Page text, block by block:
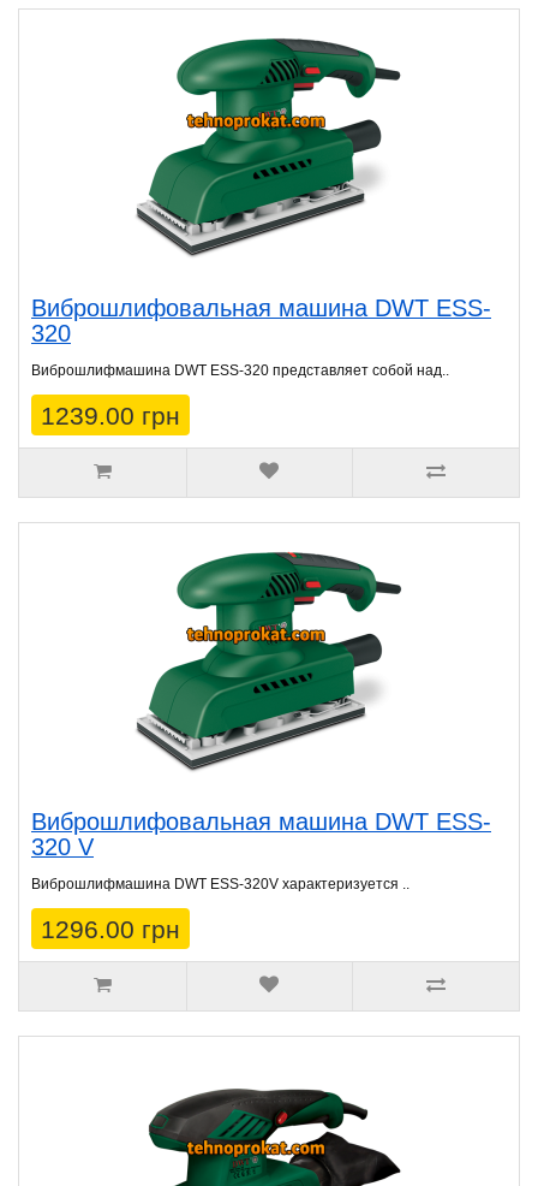
Виброшлифовальная машина DWT ESS-
320
Виброшлифмашина DWT ESS-320 представляет собой над..
1239.00 грн
Виброшлифовальная машина DWT ESS-
320 V
Виброшлифмашина DWT ESS-320V характеризуется ..
1296.00 грн